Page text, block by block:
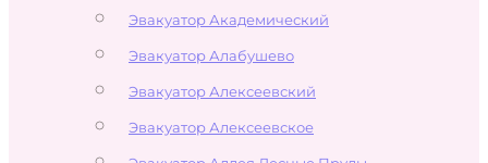
Эвакуатор Академический
Эвакуатор Алабушево
Эвакуатор Алексеевский
Эвакуатор Алексеевское